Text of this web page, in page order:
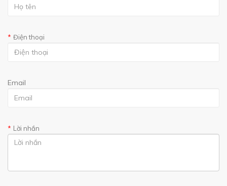
Điện thoại
Email
Lời nhắn